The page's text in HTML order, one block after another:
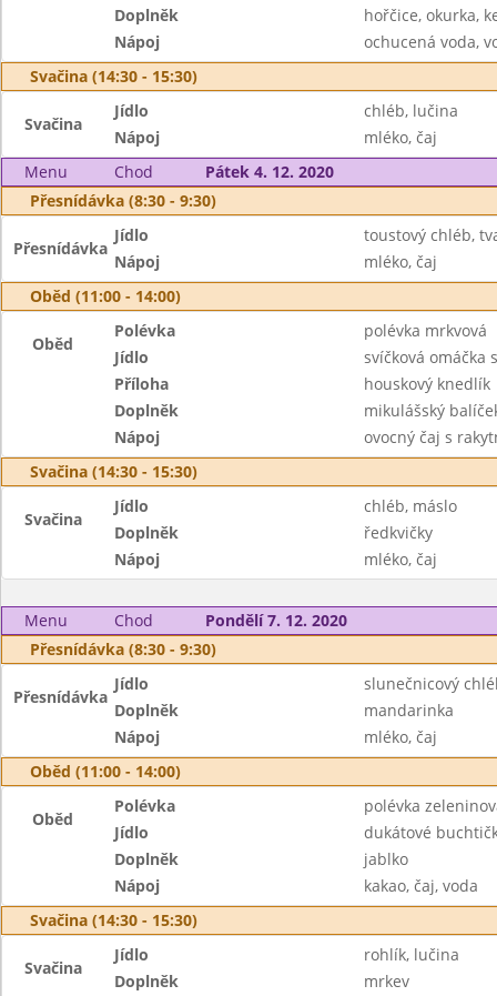
Doplněk
hořčice, okurka,
Nápoj
ochucená voda,
Svačina (14:30 - 15:30)
Svačina
Jídlo
chléb, lučina
Nápoj
mléko, čaj
Menu
Chod
Pátek 4. 12. 2020
Přesnídávka (8:30 - 9:30)
Přesnídávka
Jídlo
toustový chléb,
Nápoj
mléko, čaj
Oběd (11:00 - 14:00)
Oběd
Polévka
polévka mrkvová
Jídlo
svíčková omáčka
Příloha
houskový knedlík
Doplněk
mikulášský
Nápoj
ovocný čaj s
Svačina (14:30 - 15:30)
Svačina
Jídlo
chléb, máslo
Doplněk
ředkvičky
Nápoj
mléko, čaj
Menu Chod
Pondělí 7. 12. 2020
Přesnídávka (8:30 - 9:30)
Přesnídávka
Jídlo
slunečnicový
Doplněk
mandarinka
Nápoj
mléko, čaj
Oběd (11:00 - 14:00)
Oběd
Polévka
polévka
Jídlo
dukátové
Doplněk
jablko
Nápoj
kakao, čaj, voda
Svačina (14:30 - 15:30)
Svačina
Jídlo
rohlík, lučina
Doplněk
mrkev